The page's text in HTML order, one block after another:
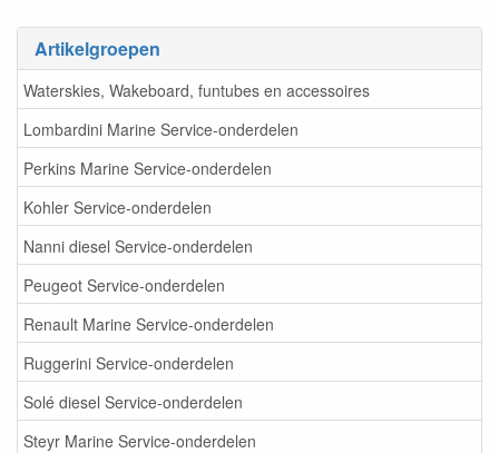
Artikelgroepen
Waterskies, Wakeboard, funtubes en accessoires
Lombardini Marine Service-onderdelen
Perkins Marine Service-onderdelen
Kohler Service-onderdelen
Nanni diesel Service-onderdelen
Peugeot Service-onderdelen
Renault Marine Service-onderdelen
Ruggerini Service-onderdelen
Solé diesel Service-onderdelen
Steyr Marine Service-onderdelen